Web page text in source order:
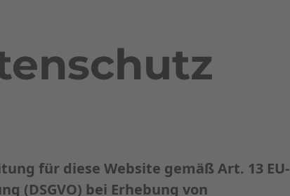
für diese Website gemäß Art. 13 EU-
(DSGVO) bei Erhebung von